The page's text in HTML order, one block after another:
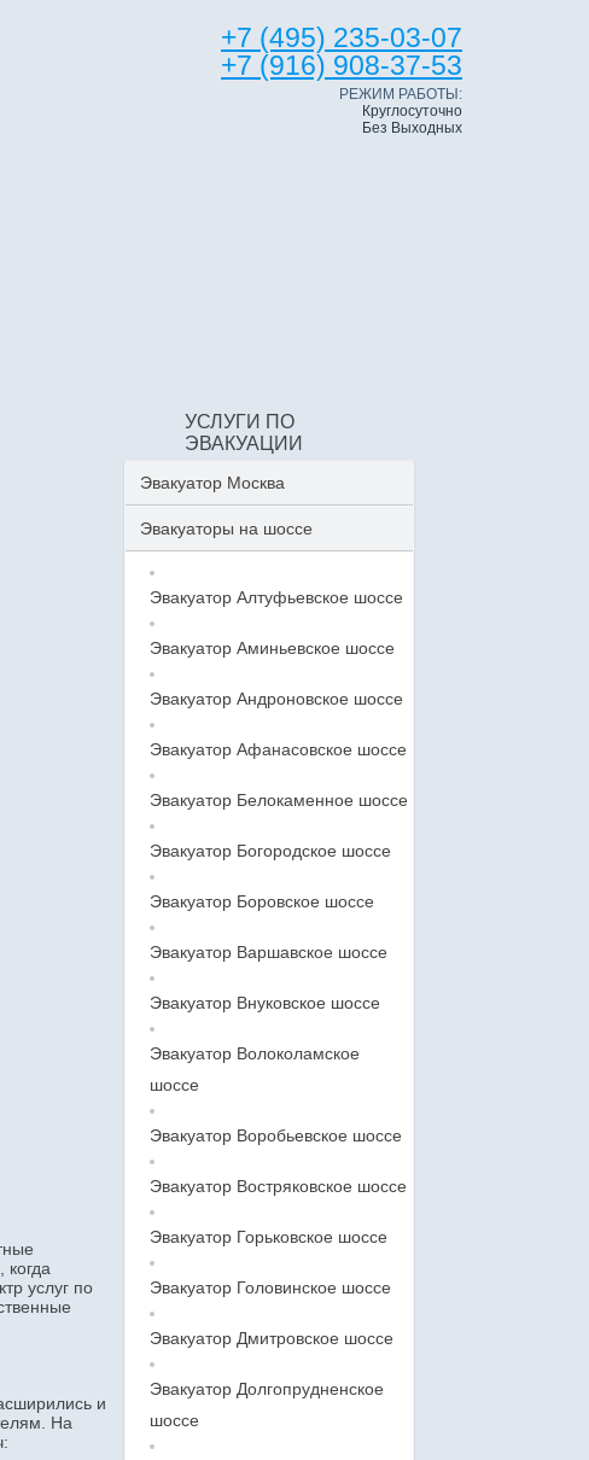
+7 (495) 235-03-07
+7 (916) 908-37-53
РЕЖИМ РАБОТЫ:
Круглосуточно
Без Выходных
услуг по
и
На
УСЛУГИ ПО
ЭВАКУАЦИИ
Эвакуатор Москва
Эвакуаторы на шоссе
Эвакуатор Алтуфьевское шоссе
Эвакуатор Аминьевское шоссе
Эвакуатор Андроновское шоссе
Эвакуатор Афанасовское шоссе
Эвакуатор Белокаменное шоссе
Эвакуатор Богородское шоссе
Эвакуатор Боровское шоссе
Эвакуатор Варшавское шоссе
Эвакуатор Внуковское шоссе
Эвакуатор Волоколамское
шоссе
Эвакуатор Воробьевское шоссе
Эвакуатор Востряковское шоссе
Эвакуатор Горьковское шоссе
Эвакуатор Головинское шоссе
Эвакуатор Дмитровское шоссе
Эвакуатор Долгопрудненское
шоссе